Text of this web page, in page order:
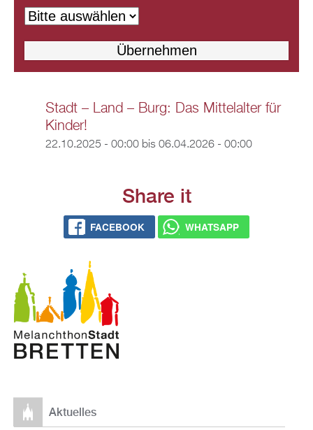
Stadt – Land – Burg: Das Mittelalter für
Kinder!
22.10.2025 - 00:00bis 06.04.2026 - 00:00
Share it
FACEBOOK WHATSAPP
Aktuelles